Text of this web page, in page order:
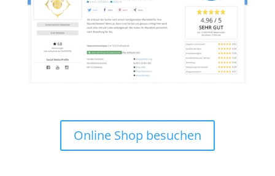
Online Shop besuchen